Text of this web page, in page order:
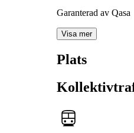
Garanterad av Qasa
Visa mer
Plats